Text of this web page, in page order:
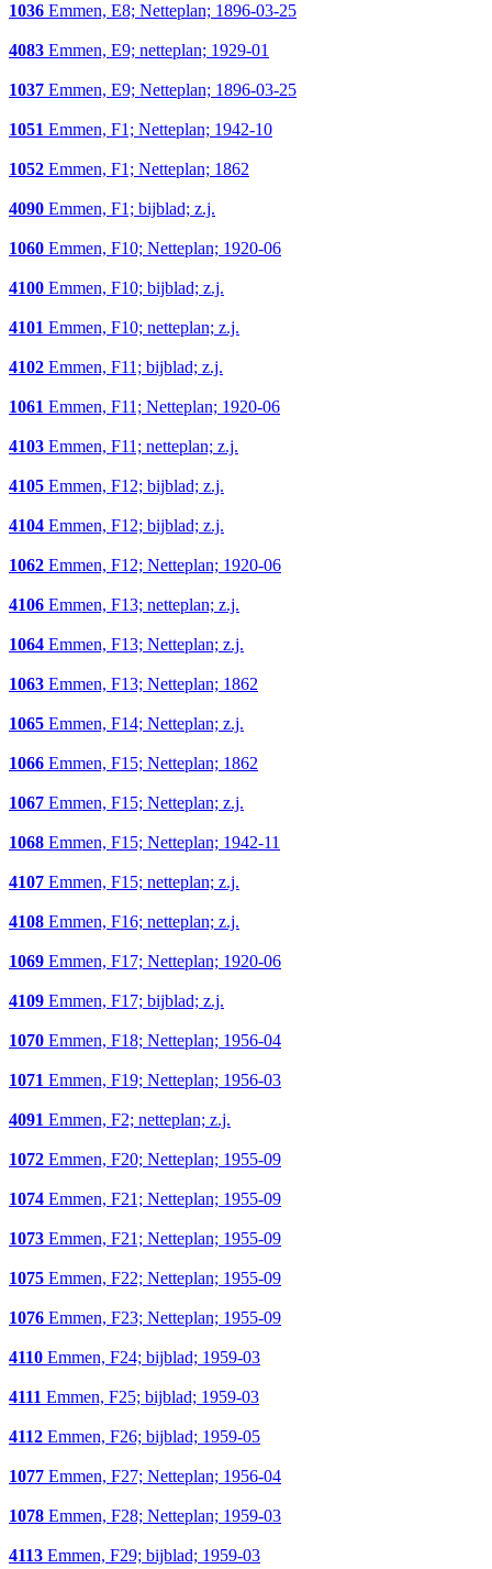
1036 Emmen, E8; Netteplan; 1896-03-25
4083 Emmen, E9; netteplan; 1929-01
1037 Emmen, E9; Netteplan; 1896-03-25
1051 Emmen, F1; Netteplan; 1942-10
1052 Emmen, F1; Netteplan; 1862
4090 Emmen, F1; bijblad; z.j.
1060 Emmen, F10; Netteplan; 1920-06
4100 Emmen, F10; bijblad; z.j.
4101 Emmen, F10; netteplan; z.j.
4102 Emmen, F11; bijblad; z.j.
1061 Emmen, F11; Netteplan; 1920-06
4103 Emmen, F11; netteplan; z.j.
4105 Emmen, F12; bijblad; z.j.
4104 Emmen, F12; bijblad; z.j.
1062 Emmen, F12; Netteplan; 1920-06
4106 Emmen, F13; netteplan; z.j.
1064 Emmen, F13; Netteplan; z.j.
1063 Emmen, F13; Netteplan; 1862
1065 Emmen, F14; Netteplan; z.j.
1066 Emmen, F15; Netteplan; 1862
1067 Emmen, F15; Netteplan; z.j.
1068 Emmen, F15; Netteplan; 1942-11
4107 Emmen, F15; netteplan; z.j.
4108 Emmen, F16; netteplan; z.j.
1069 Emmen, F17; Netteplan; 1920-06
4109 Emmen, F17; bijblad; z.j.
1070 Emmen, F18; Netteplan; 1956-04
1071 Emmen, F19; Netteplan; 1956-03
4091 Emmen, F2; netteplan; z.j.
1072 Emmen, F20; Netteplan; 1955-09
1074 Emmen, F21; Netteplan; 1955-09
1073 Emmen, F21; Netteplan; 1955-09
1075 Emmen, F22; Netteplan; 1955-09
1076 Emmen, F23; Netteplan; 1955-09
4110 Emmen, F24; bijblad; 1959-03
4111 Emmen, F25; bijblad; 1959-03
4112 Emmen, F26; bijblad; 1959-05
1077 Emmen, F27; Netteplan; 1956-04
1078 Emmen, F28; Netteplan; 1959-03
4113 Emmen, F29; bijblad; 1959-03